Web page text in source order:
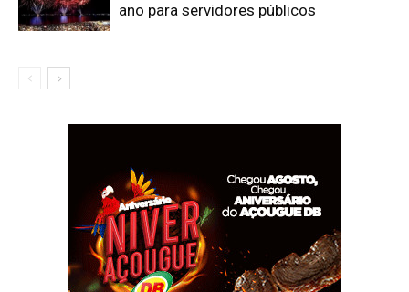
ano para servidores públicos